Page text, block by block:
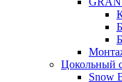
Цокольный
Snow